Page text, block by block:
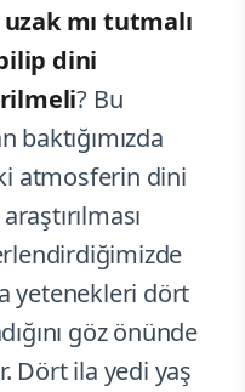
mı tutmalı
dini
? Bu
baktığımızda
atmosferin dini
yetenekleri dört
göz önünde
Dört ila yedi yaş